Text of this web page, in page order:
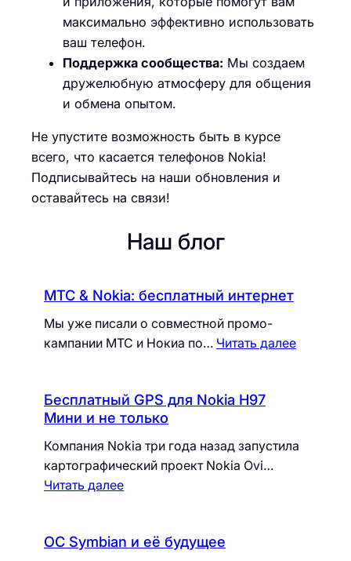
максимально эффективно использовать
ваш телефон.
Поддержка сообщества: Мы создаем
дружелюбную атмосферу для общения
и обмена опытом.
Не упустите возможность быть в курсе
всего, что касается телефонов Nokia!
Подписывайтесь на наши обновления и
оставайтесь на связи!
Наш блог
МТС & Nokia: бесплатный интернет
Мы уже писали о совместной промо-
кампании МТС и Нокиа по… Читать далее
Бесплатный GPS для Nokia Н97
Мини и не только
Компания Nokia три года назад запустила
картографический проект Nokia Ovi…
Читать далее
ОС Symbian и её будущее